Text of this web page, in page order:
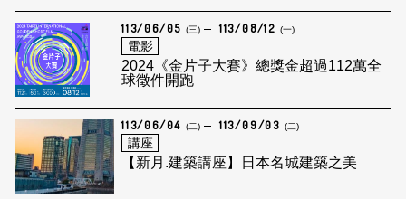
113/06/05 (三) 113/08/12 (一)
電影
2024《金片子大賽》總獎金超過112萬全
球徵件開跑
113/06/04 (二) 113/09/03 (二)
講座
【新月.建築講座】日本名城建築之美